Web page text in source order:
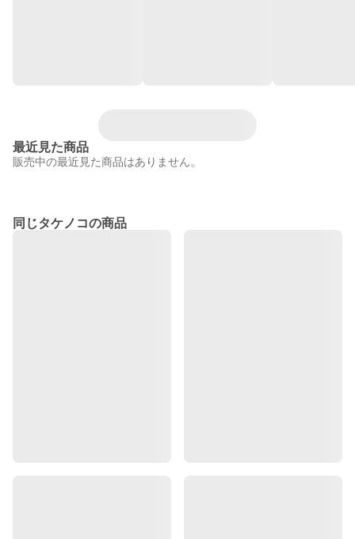
最近見た商品
販売中の最近見た商品はありません。
同じタケノコの商品